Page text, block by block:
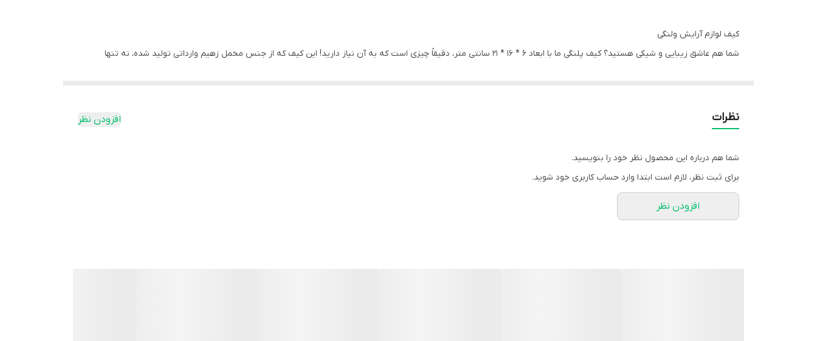
کیف لوازم آرایش ولنگی
شما هم عاشق زیبایی و شیکی هستید؟ کیف پلنگی ما با ابعاد 6 * 16 * 21 سانتی متر، دقیقاً چیزی است که به آن نیاز دارید! این کیف که از جنس مخمل زهیم وارداتی تولید شده، نه تنها
سرزیپ فلزی آن نیز زیبایی و دوام بیشتری به کیف می‌بخشد.
زمان پردازش و تحویل سفارشات ما بین 3 تا 5 روز کاری است. پس از خرید، کیف پلنگی شما به زودی در دستانتان خواهد بود. 🛍️
اگر به دنبال پیدا کردن کیف‌هایی با کیفیت و ظاهری منحصر به فرد هستید، حتماً سری به فروشگاه اکسسوری رویاء بزنید و بهترین‌ها را برای خود انتخاب کنید!
نظرات افزودن نظر
شما هم درباره این محصول نظر خود را بنویسید.
برای ثبت نظر، لازم است ابتدا وارد حساب کاربری خود شوید.
افزودن نظر